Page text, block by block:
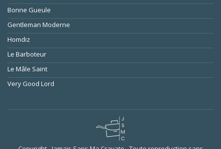
Bonne Gueule
Gentleman Moderne
Homdiz
Le Barboteur
Le Mâle Saint
Very Good Lord